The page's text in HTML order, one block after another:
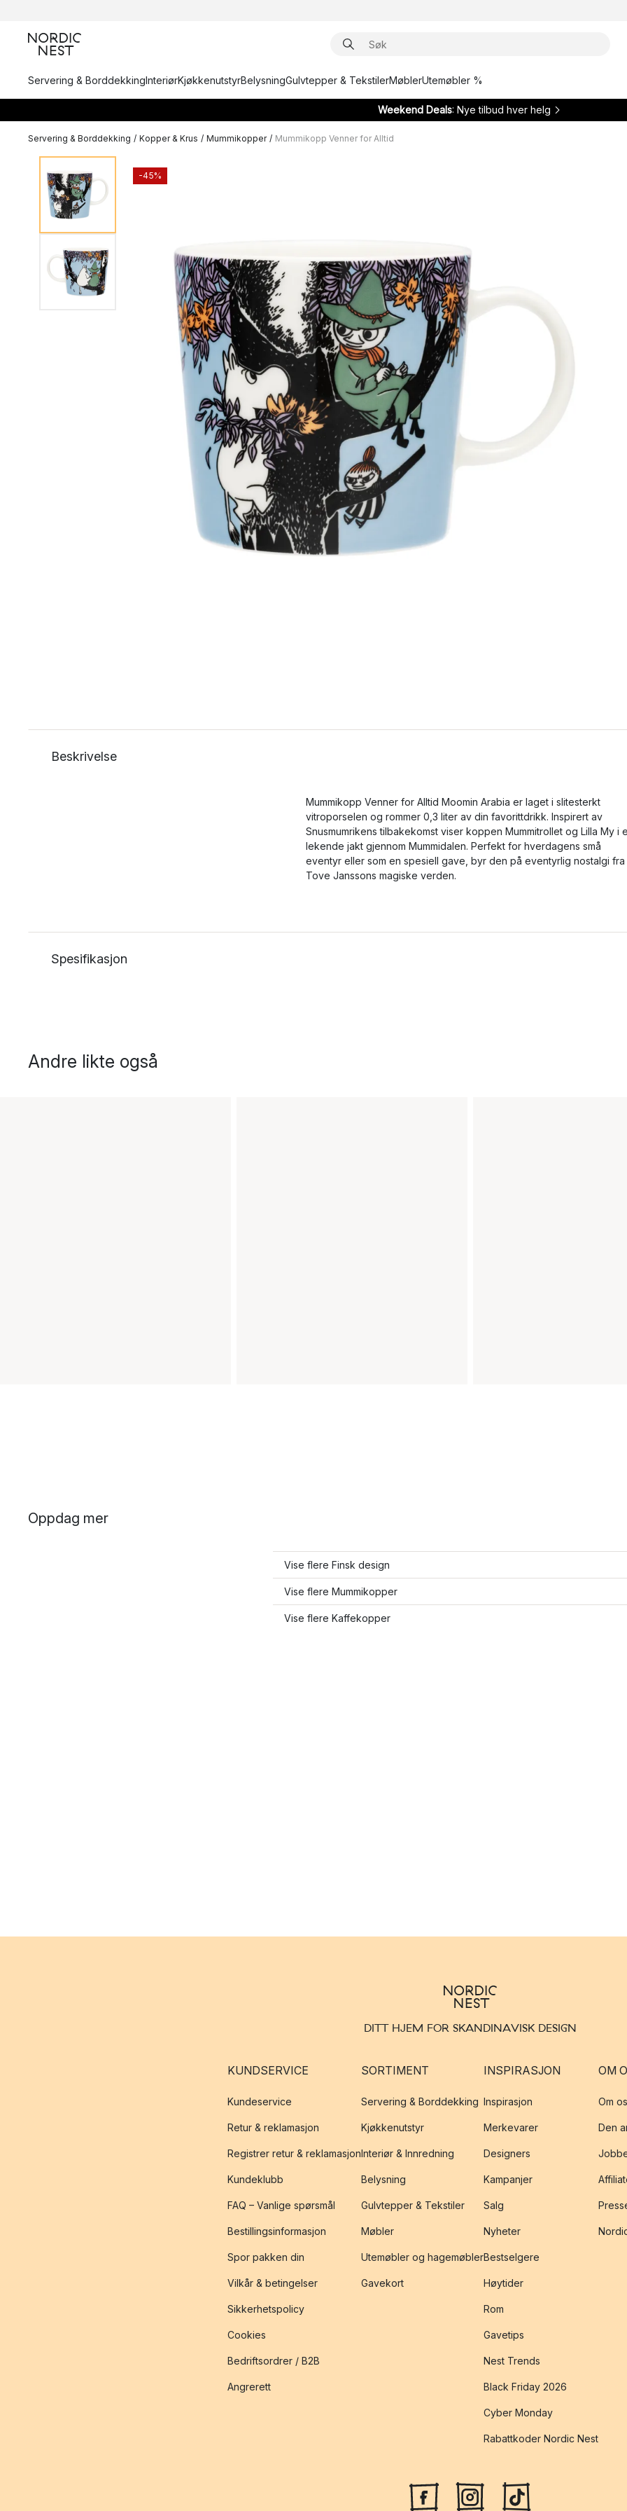
Servering & BorddekkingInteriørKjøkkenutstyrBelysningGulvtepper & TekstilerMøblerUtemøbler %
Weekend Deals: Nye tilbud hver helg
Servering & Borddekking / Kopper & Krus / Mummikopper / Mummikopp Venner for Alltid
-45%
Beskrivelse
Mummikopp Venner for Alltid Moomin Arabia er laget i slitesterkt
vitroporselen og rommer 0,3 liter av din favorittdrikk. Inspirert av
Snusmumrikens tilbakekomst viser koppen Mummitrollet og Lilla My i
lekende jakt gjennom Mummidalen. Perfekt for hverdagens små
eventyr eller som en spesiell gave, byr den på eventyrlig nostalgi fra
Tove Janssons magiske verden.
Spesifikasjon
Andre likte også
Oppdag mer
Vise flere Finsk design
Vise flere Mummikopper
Vise flere Kaffekopper
DITT HJEM FOR SKANDINAVISK DESIGN
KUNDSERVICE
Kundeservice
Retur & reklamasjon
Registrer retur & reklamasjon
Kundeklubb
FAQ – Vanlige spørsmål
Bestillingsinformasjon
Spor pakken din
Vilkår & betingelser
Sikkerhetspolicy
Cookies
Bedriftsordrer / B2B
Angrerett
SORTIMENT
Servering & Borddekking
Kjøkkenutstyr
Interiør & Innredning
Belysning
Gulvtepper & Tekstiler
Møbler
Utemøbler og hagemøbler
Gavekort
INSPIRASJON
Inspirasjon
Merkevarer
Designers
Kampanjer
Salg
Nyheter
Bestselgere
Høytider
Rom
Gavetips
Nest Trends
Black Friday 2026
Cyber Monday
Rabattkoder Nordic Nest
OM
Om
Den